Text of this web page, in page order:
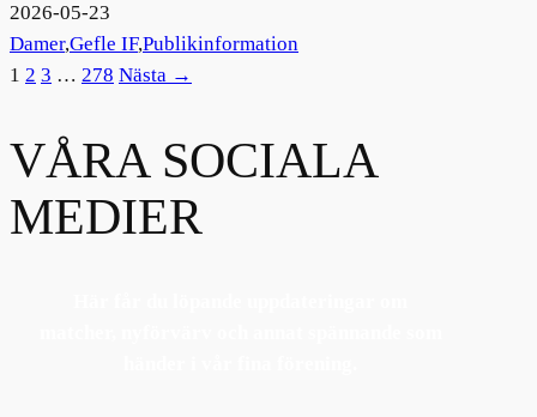
2026-05-23
Damer,Gefle IF,Publikinformation
1 2 3 … 278 Nästa →
VÅRA SOCIALA
MEDIER